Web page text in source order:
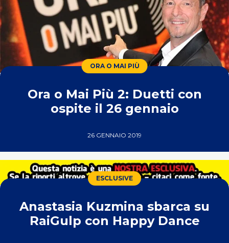
ORA O MAI PIÙ
Ora o Mai Più 2: Duetti con
ospite il 26 gennaio
26 GENNAIO 2019
ESCLUSIVE
Anastasia Kuzmina sbarca su
RaiGulp con Happy Dance